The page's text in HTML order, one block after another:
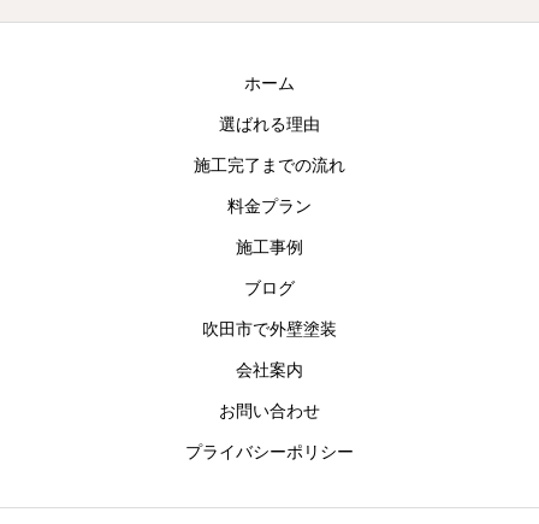
ホーム
選ばれる理由
施工完了までの流れ
料金プラン
施工事例
ブログ
吹田市で外壁塗装
会社案内
お問い合わせ
プライバシーポリシー